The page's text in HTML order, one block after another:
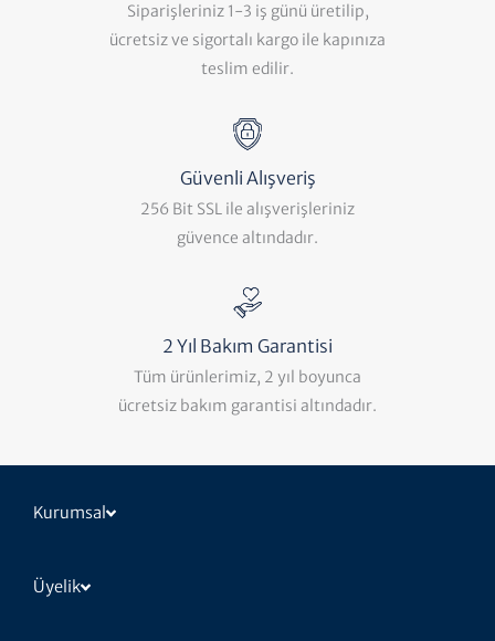
Siparişleriniz 1-3 iş günü üretilip,
ücretsiz ve sigortalı kargo ile kapınıza
teslim edilir.
Güvenli Alışveriş
256 Bit SSL ile alışverişleriniz
güvence altındadır.
2 Yıl Bakım Garantisi
Tüm ürünlerimiz, 2 yıl boyunca
ücretsiz bakım garantisi altındadır.
Kurumsal
Üyelik